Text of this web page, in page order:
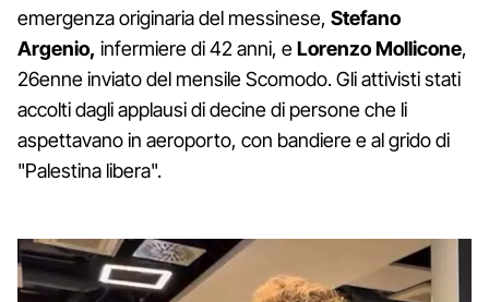
emergenza originaria del messinese, Stefano
Argenio, infermiere di 42 anni, eLorenzo Mollicone,
26enne inviato del mensile Scomodo. Gli attivisti stati
accolti dagli applausi di decine di persone che li
aspettavano in aeroporto, con bandiere e al grido di
"Palestina libera".